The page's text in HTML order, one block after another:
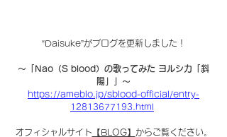
“Daisuke”がブログを更新しました！
〜「Nao（S blood）の歌ってみた ヨルシカ「斜
陽」」〜
https://ameblo.jp/sblood-official/entry-
12813677193.html
オフィシャルサイト 【BLOG】 からご覧ください。